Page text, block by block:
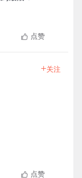
点赞
+关注
点赞